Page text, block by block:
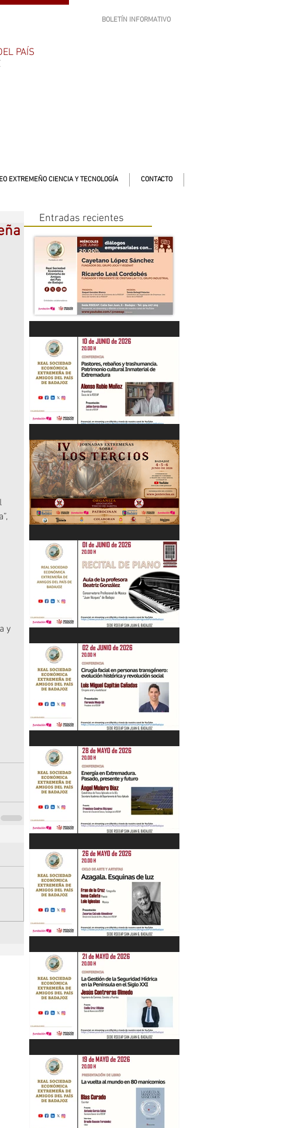
PAÍS
BOLETÍN INFORMATIVO
EXTREMEÑO CIENCIA Y TECNOLOGÍA CONTACTO
y
Entradas recientes
“DIÁLOGOS EMPRESARIALES CON...”
Cayetano López Sánchez y Ricardo
Leal Cordobés 03/06/26
"Pastores, rebaños y trashumancia.
Patrimonio cultural Inmaterial de
Extremadura" Alonso Rubio Muñoz.
10/06/26
IV Jornadas Extremeñas sobre Los
Recital de Piano. Aula de la profesora
Beatriz González. 01/06/26
"Cirugía facial en personas
transgénero: evolución histórica y..."
Luis M. Capitán. 02/06/26
“Energía en Extremadura. Pasado,
presente y futuro” Ángel Mulero Díaz.
28/05/26
"Azagala. Esquinas de luz" Ciclo de Arte
y Artistas. 26/05/26
"La Gestión de la Seguridad Hídrica en
la Península en el Siglo XXI" Jesús
Contreras Olmedo 21/05/26